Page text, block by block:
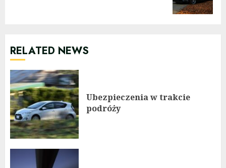
RELATED NEWS
Ubezpieczenia w trakcie
podróży